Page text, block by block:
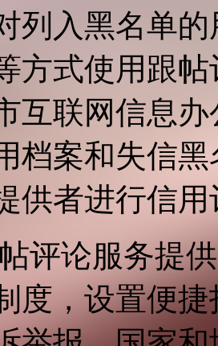
列入黑名单
方式使用跟
互联网信息
档案和失信
供者进行信用
评论服务提
度，设置便